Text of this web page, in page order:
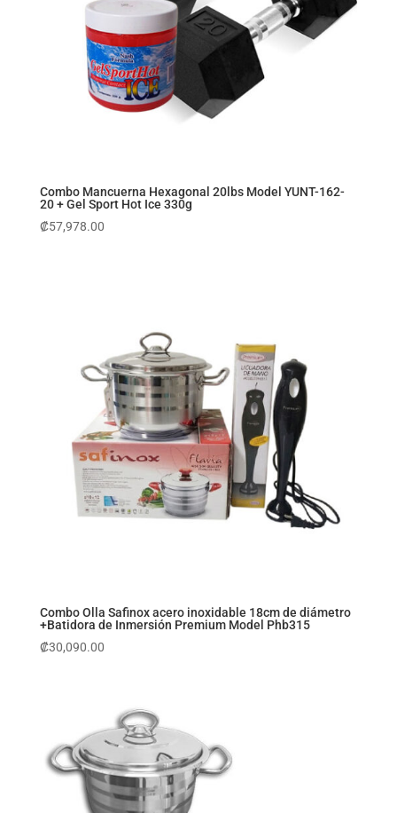
Combo Mancuerna Hexagonal 20lbs Model YUNT-162-
20 + Gel Sport Hot Ice 330g
₡57,978.00
Combo Olla Safinox acero inoxidable 18cm de diámetro
+Batidora de Inmersión Premium Model Phb315
₡30,090.00